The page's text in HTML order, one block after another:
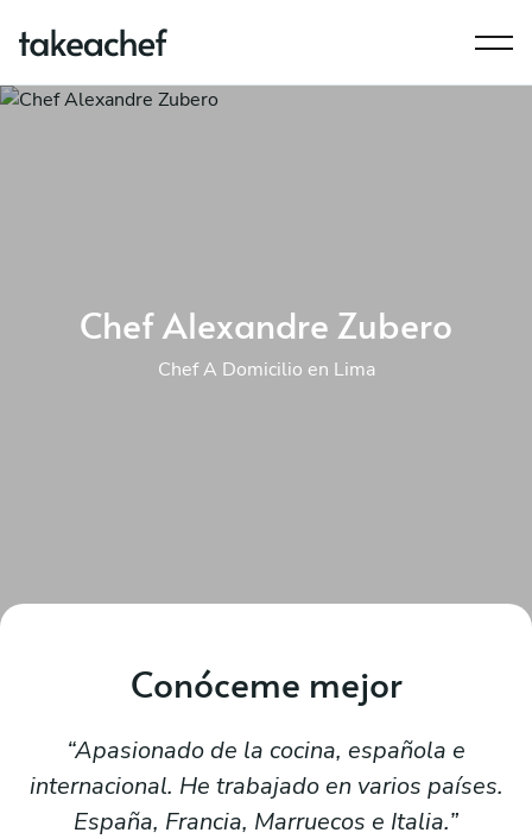
Chef Alexandre Zubero
Chef A Domicilio en Lima
Conóceme mejor
Apasionado de la cocina, española e
internacional. He trabajado en varios países.
España, Francia, Marruecos e Italia.